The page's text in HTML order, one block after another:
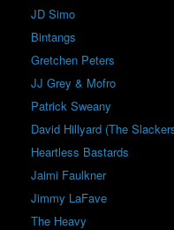
JD Simo
Bintangs
Gretchen Peters
JJ Grey & Mofro
Patrick Sweany
David Hillyard (The
Heartless Bastards
Jaimi Faulkner
Jimmy LaFave
The Heavy